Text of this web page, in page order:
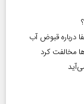
درباره قبوض آب